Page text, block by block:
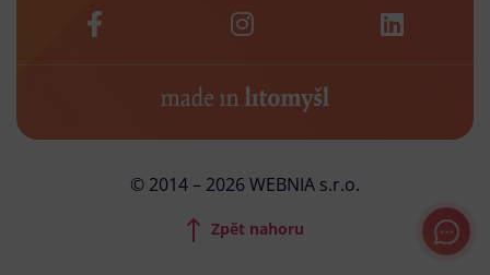
© 2014 – 2026 WEBNIA s.r.o.
Zpět nahoru